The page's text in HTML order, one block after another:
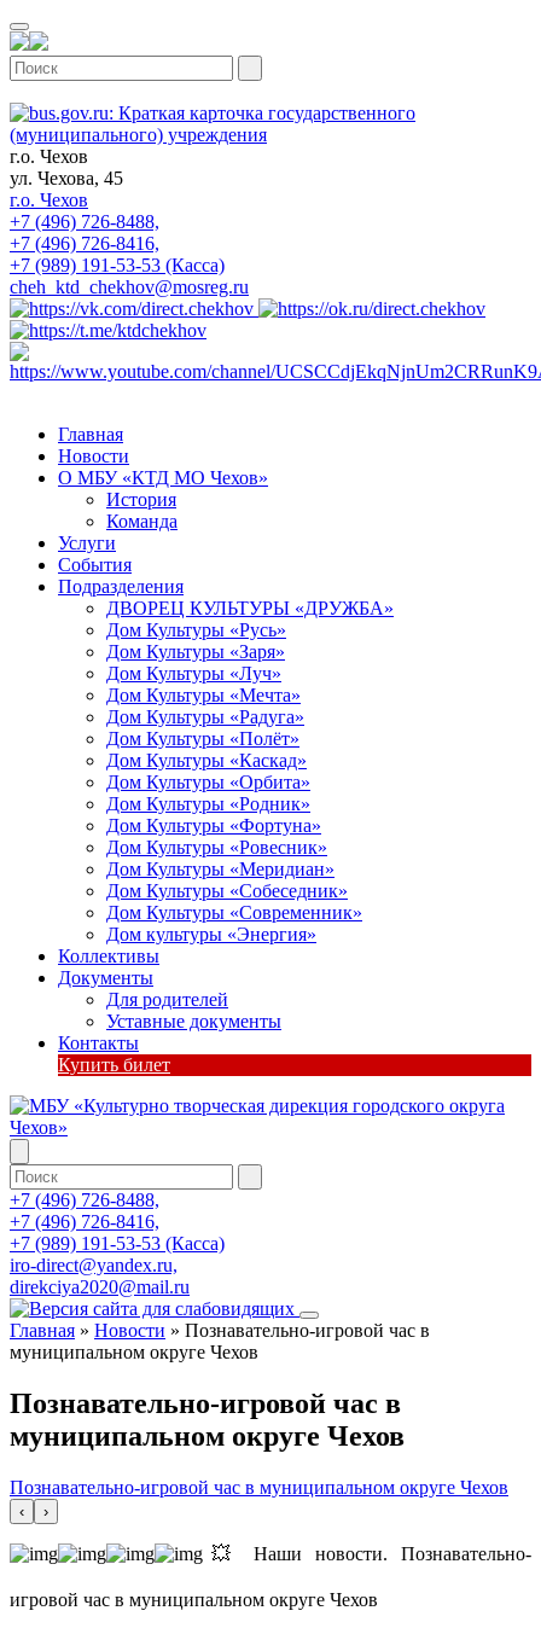
г.о. Чехов
ул. Чехова, 45
г.о. Чехов
+7 (496) 726-8488,
+7 (496) 726-8416,
+7 (989) 191-53-53 (Касса)
cheh_ktd_chekhov@mosreg.ru
Главная
Новости
О МБУ «КТД МО Чехов»
История
Команда
Услуги
События
Подразделения
ДВОРЕЦ КУЛЬТУРЫ «ДРУЖБА»
Дом Культуры «Русь»
Дом Культуры «Заря»
Дом Культуры «Луч»
Дом Культуры «Мечта»
Дом Культуры «Радуга»
Дом Культуры «Полёт»
Дом Культуры «Каскад»
Дом Культуры «Орбита»
Дом Культуры «Родник»
Дом Культуры «Фортуна»
Дом Культуры «Ровесник»
Дом Культуры «Меридиан»
Дом Культуры «Собеседник»
Дом Культуры «Современник»
Дом культуры «Энергия»
Коллективы
Документы
Для родителей
Уставные документы
Контакты
Купить билет
+7 (496) 726-8488,
+7 (496) 726-8416,
+7 (989) 191-53-53 (Касса)
iro-direct@yandex.ru,
direkciya2020@mail.ru
Главная » Новости » Познавательно-игровой час в
муниципальном округе Чехов
Познавательно-игровой час в
муниципальном округе Чехов
Познавательно-игровой час в муниципальном округе Чехов
‹ ›
💥 Наши новости. Познавательно-
игровой час в муниципальном округе Чехов